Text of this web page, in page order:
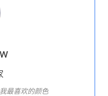
最喜欢的颜色